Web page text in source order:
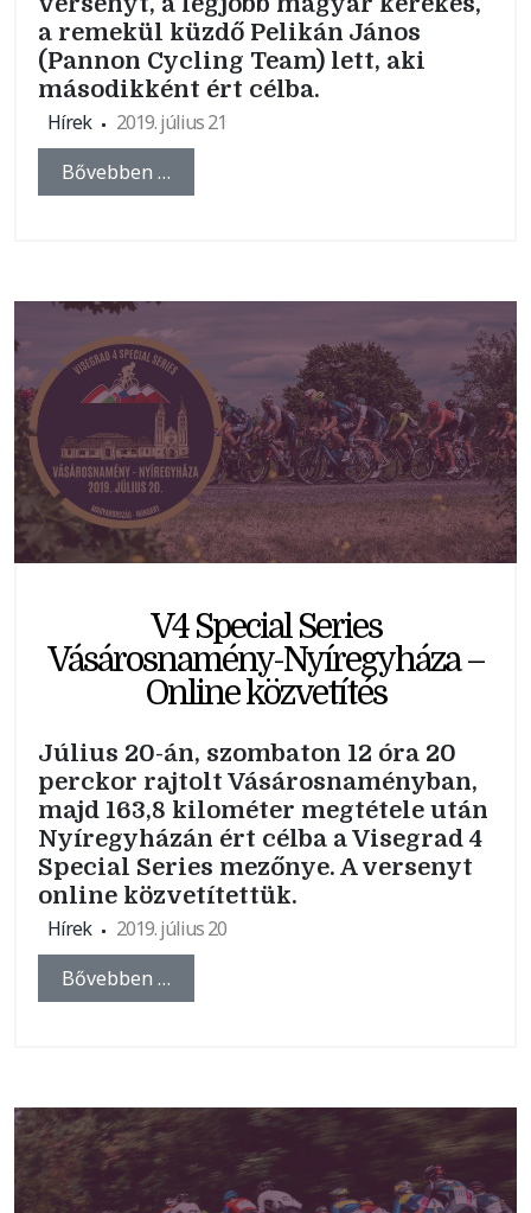
a remekül küzdő Pelikán János
(Pannon Cycling Team) lett, aki
másodikként ért célba.
Hírek
2019. július 21
Bővebben …
V4 Special Series
Vásárosnamény-Nyíregyháza –
Online közvetítés
Július 20-án, szombaton 12 óra 20
perckor rajtolt Vásárosnaményban,
majd 163,8 kilométer megtétele után
Nyíregyházán ért célba a Visegrad 4
Special Series mezőnye. A versenyt
online közvetítettük.
Hírek
2019. július 20
Bővebben …